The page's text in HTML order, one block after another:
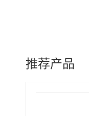
推荐产品